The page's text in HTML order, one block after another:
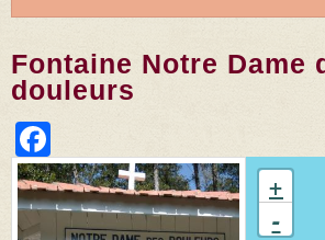
Fontaine Notre Dame
douleurs
+
-